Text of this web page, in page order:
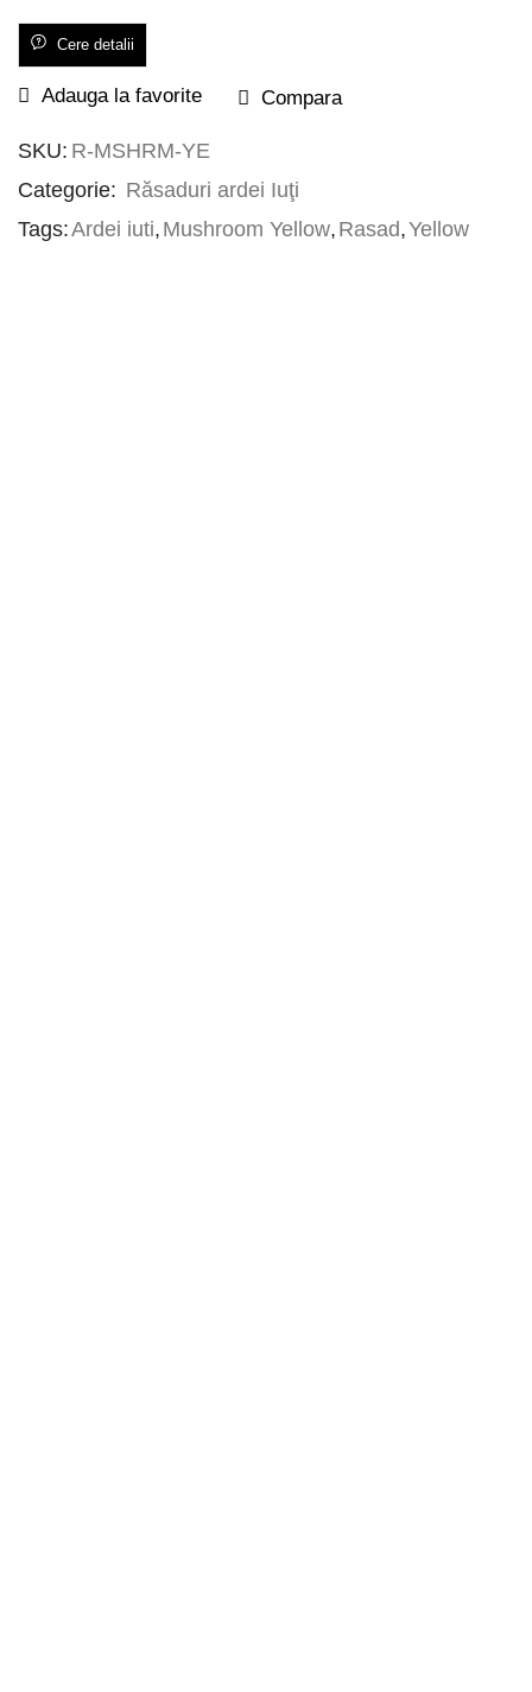
Cere detalii
Adauga la favorite Compara
SKU: R-MSHRM-YE
Categorie: Răsaduri ardei Iuţi
Tags:Ardei iuti, Mushroom Yellow, Rasad,Yellow